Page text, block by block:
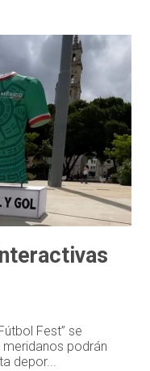
Fest” se
podrán
depor...